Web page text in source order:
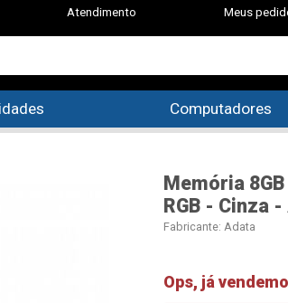
Atendimento Meus
Computadores
Memória
RGB - Cinza
Fabricante: Adata
Ops, já